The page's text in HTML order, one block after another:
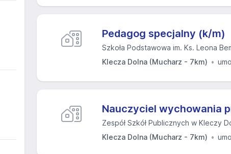
Pedagog specjalny (k/m)
Szkoła Podstawowa im. Ks. Leona
Klecza Dolna (Mucharz - 7km)
Nauczyciel wychowania
Zespół Szkół Publicznych w Kleczy
Klecza Dolna (Mucharz - 7km)